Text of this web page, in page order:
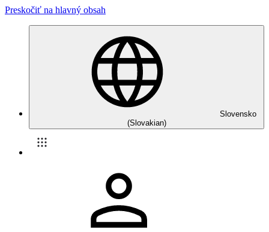
Preskočiť na hlavný obsah
Slovensko
(Slovakian)